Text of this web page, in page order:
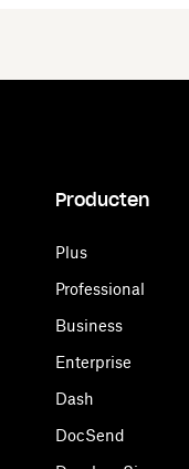
Producten
Plus
Professional
Business
Enterprise
Dash
DocSend